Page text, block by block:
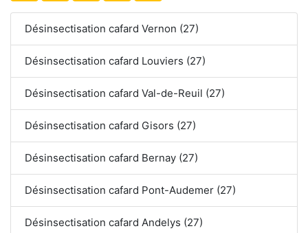
Désinsectisation cafard Vernon (27)
Désinsectisation cafard Louviers (27)
Désinsectisation cafard Val-de-Reuil (27)
Désinsectisation cafard Gisors (27)
Désinsectisation cafard Bernay (27)
Désinsectisation cafard Pont-Audemer (27)
Désinsectisation cafard Andelys (27)